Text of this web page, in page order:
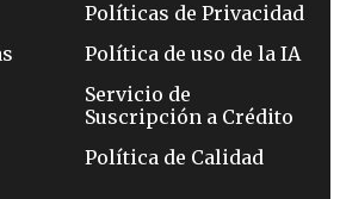
Políticas de Privacidad
Política de uso de la IA
Servicio de
Suscripción a Crédito
Política de Calidad